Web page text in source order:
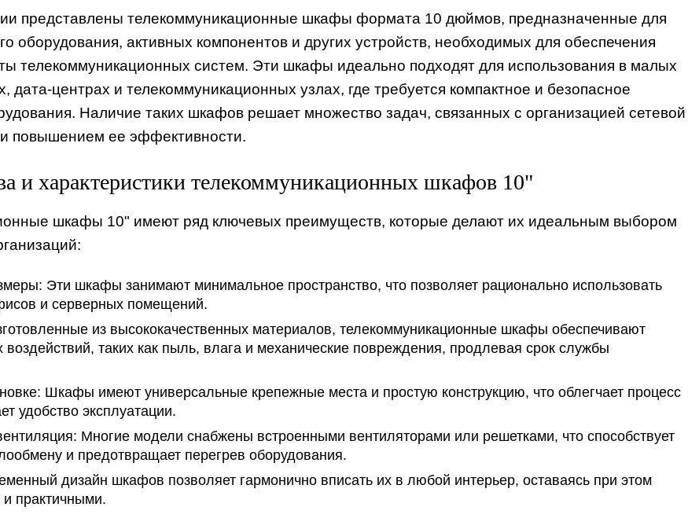
представлены телекоммуникационные шкафы формата 10 дюймов, предназначенные для
оборудования, активных компонентов и других устройств, необходимых для обеспечения
телекоммуникационных систем. Эти шкафы идеально подходят для использования в малых
дата-центрах и телекоммуникационных узлах, где требуется компактное и безопасное
Наличие таких шкафов решает множество задач, связанных с организацией сетевой
повышением ее эффективности.
и характеристики телекоммуникационных шкафов 10"
шкафы 10" имеют ряд ключевых преимуществ, которые делают их идеальным выбором
Эти шкафы занимают минимальное пространство, что позволяет рационально использовать
и серверных помещений.
из высококачественных материалов, телекоммуникационные шкафы обеспечивают
таких как пыль, влага и механические повреждения, продлевая срок службы
Шкафы имеют универсальные крепежные места и простую конструкцию, что облегчает процесс
удобство эксплуатации.
Многие модели снабжены встроенными вентиляторами или решетками, что способствует
и предотвращает перегрев оборудования.
дизайн шкафов позволяет гармонично вписать их в любой интерьер, оставаясь при этом
практичными.